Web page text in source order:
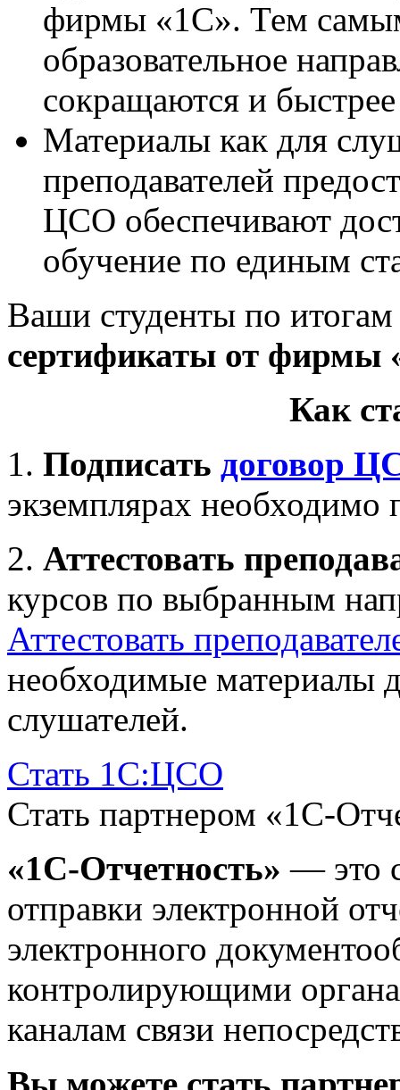
фирмы «1С». Тем
образовательное
сокращаются и
Материалы как для
преподавателей
ЦСО обеспечивают
обучение по единым
Ваши студенты по
сертификаты от фирмы
Как
1. Подписать договор
экземплярах
2. Аттестовать
курсов по выбранным
Аттестовать
необходимые материалы
слушателей.
Стать 1С:ЦСО
Стать партнером «1С-
«1С-Отчетность» — это
отправки электронной
электронного
контролирующими
каналам связи